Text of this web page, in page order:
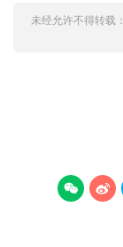
未经允许不得转载：
 